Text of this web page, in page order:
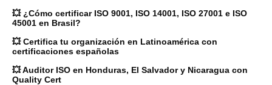
💥 ¿Cómo certificar ISO 9001, ISO 14001, ISO 27001 e ISO
45001 en Brasil?
💥 Certifica tu organización en Latinoamérica con
certificaciones españolas
💥 Auditor ISO en Honduras, El Salvador y Nicaragua con
Quality Cert